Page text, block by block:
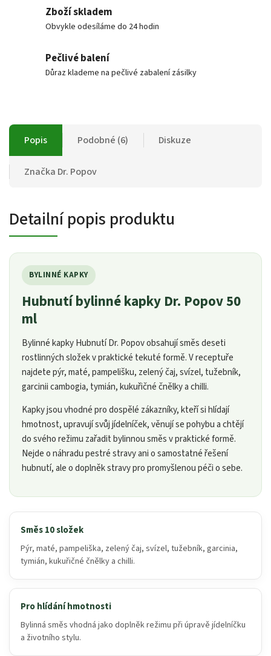
Zboží skladem
Obvykle odesíláme do 24 hodin
Pečlivé balení
Důraz klademe na pečlivé zabalení zásilky
Popis Podobné (6) Diskuze
Značka Dr. Popov
Detailní popis produktu
BYLINNÉ KAPKY
Hubnutí bylinné kapky Dr. Popov 50
ml
Bylinné kapky Hubnutí Dr. Popov obsahují směs deseti
rostlinných složek v praktické tekuté formě. V receptuře
najdete pýr, maté, pampelišku, zelený čaj, svízel, tužebník,
garcinii cambogia, tymián, kukuřičné čnělky a chilli.
Kapky jsou vhodné pro dospělé zákazníky, kteří si hlídají
hmotnost, upravují svůj jídelníček, věnují se pohybu a chtějí
do svého režimu zařadit bylinnou směs v praktické formě.
Nejde o náhradu pestré stravy ani o samostatné řešení
hubnutí, ale o doplněk stravy pro promyšlenou péči o sebe.
Směs 10 složek
Pýr, maté, pampeliška, zelený čaj, svízel, tužebník, garcinia,
tymián, kukuřičné čnělky a chilli.
Pro hlídání hmotnosti
Bylinná směs vhodná jako doplněk režimu při úpravě jídelníčku
a životního stylu.